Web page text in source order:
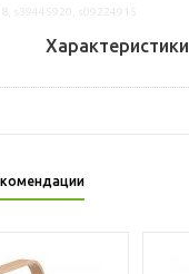
Характеристики